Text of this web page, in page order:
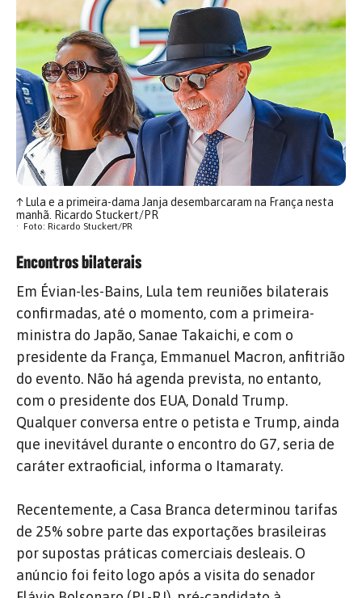
↑Lula e a primeira-dama Janja desembarcaram na França nesta
manhã. Ricardo Stuckert/PR
Foto: Ricardo Stuckert/PR
Encontros bilaterais
Em Évian-les-Bains, Lula tem reuniões bilaterais
confirmadas, até o momento, com a primeira-
ministra do Japão, Sanae Takaichi, e com o
presidente da França, Emmanuel Macron, anfitrião
do evento. Não há agenda prevista, no entanto,
com o presidente dos EUA, Donald Trump.
Qualquer conversa entre o petista e Trump, ainda
que inevitável durante o encontro do G7, seria de
caráter extraoficial, informa o Itamaraty.
Recentemente, a Casa Branca determinou tarifas
de 25% sobre parte das exportações brasileiras
por supostas práticas comerciais desleais. O
anúncio foi feito logo após a visita do senador